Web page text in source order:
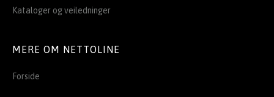
Kataloger og veiledninger
MERE OM NETTOLINE
Forside